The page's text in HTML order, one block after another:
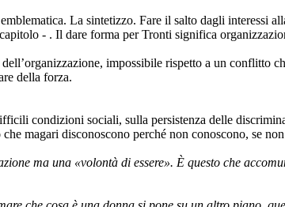
La sintetizzo. Fare il salto dagli
- . Il dare forma per Tronti significa
impossibile rispetto a un
della forza.
condizioni sociali, sulla persistenza delle
magari disconoscono perché non conoscono, se
ma una «volontà di essere». È questo che